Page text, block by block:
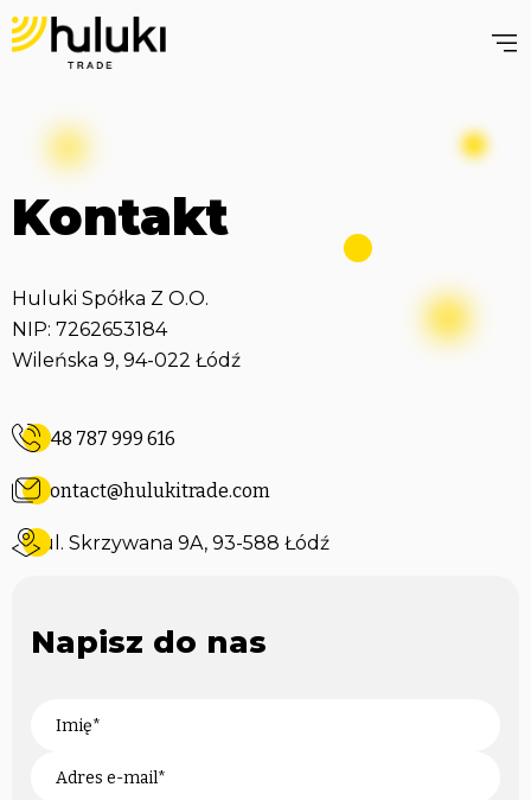
Kontakt
Huluki Spółka Z O.O.
NIP: 7262653184
Wileńska 9, 94-022 Łódź
+48 787 999 616
contact@hulukitrade.com
ul. Skrzywana 9A, 93-588 Łódź
Napisz do nas